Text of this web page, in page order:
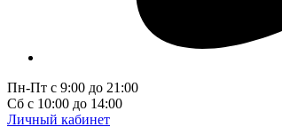
Пн-Пт с 9:00 до 21:00
Сб с 10:00 до 14:00
Личный кабинет